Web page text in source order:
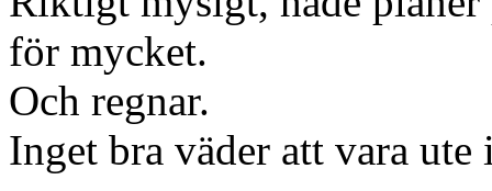
för mycket.
Och regnar.
Inget bra väder att vara